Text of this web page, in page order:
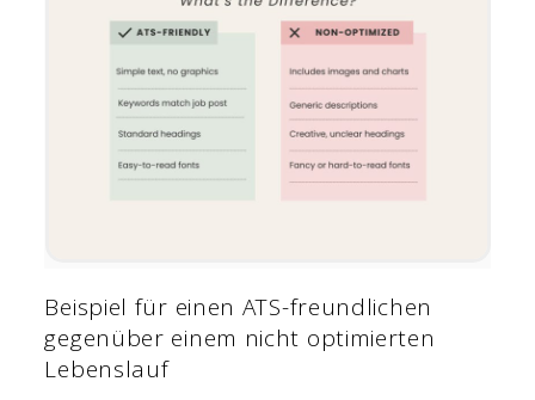
Beispiel für einen ATS-freundlichen
gegenüber einem nicht optimierten
Lebenslauf